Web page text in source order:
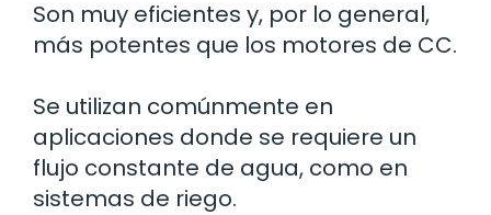
Son muy eficientes y, por lo general,
más potentes que los motores de CC.
Se utilizan comúnmente en
aplicaciones donde se requiere un
flujo constante de agua, como en
sistemas de riego.